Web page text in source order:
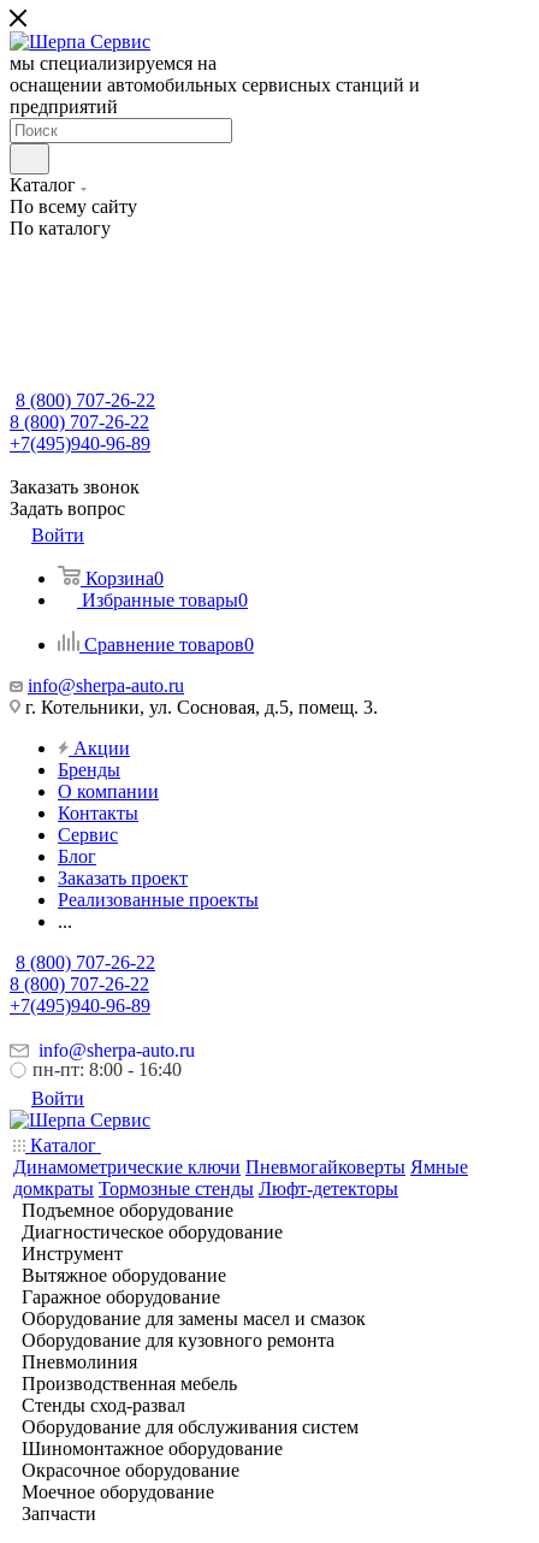
мы специализируемся на
оснащении автомобильных сервисных станций и
предприятий
Каталог
По всему сайту
По каталогу
8 (800) 707-26-22
8 (800) 707-26-22
+7(495)940-96-89
Заказать звонок
Задать вопрос
Войти
Корзина0
Избранные товары0
Сравнение товаров0
info@sherpa-auto.ru
г. Котельники, ул. Сосновая, д.5, помещ. 3.
Акции
Бренды
О компании
Контакты
Сервис
Блог
Заказать проект
Реализованные проекты
...
8 (800) 707-26-22
8 (800) 707-26-22
+7(495)940-96-89
info@sherpa-auto.ru
пн-пт: 8:00 - 16:40
Войти
Каталог
Динамометрические ключи Пневмогайковерты Ямные
домкраты Тормозные стенды Люфт-детекторы
Подъемное оборудование
Диагностическое оборудование
Инструмент
Вытяжное оборудование
Гаражное оборудование
Оборудование для замены масел и смазок
Оборудование для кузовного ремонта
Пневмолиния
Производственная мебель
Стенды сход-развал
Оборудование для обслуживания систем
Шиномонтажное оборудование
Окрасочное оборудование
Моечное оборудование
Запчасти